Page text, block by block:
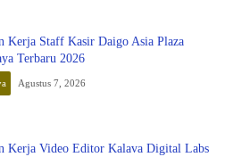
Kerja Staff Kasir Daigo Asia Plaza
Terbaru 2026
Agustus 7, 2026
Kerja Video Editor Kalava Digital Labs